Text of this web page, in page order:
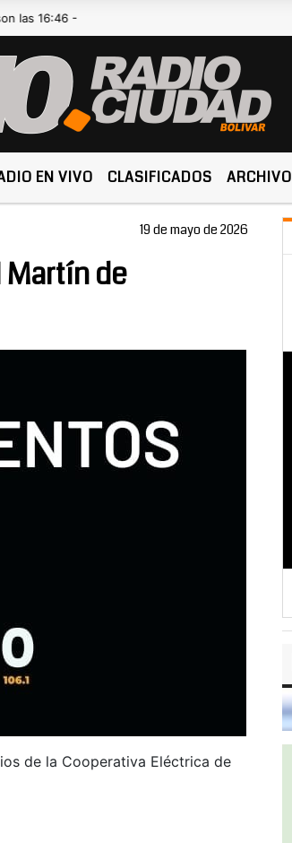
-
EN VIVO CLASIFICADOS ARCHIVO
19 de mayo de 2026
de
de la Cooperativa Eléctrica de